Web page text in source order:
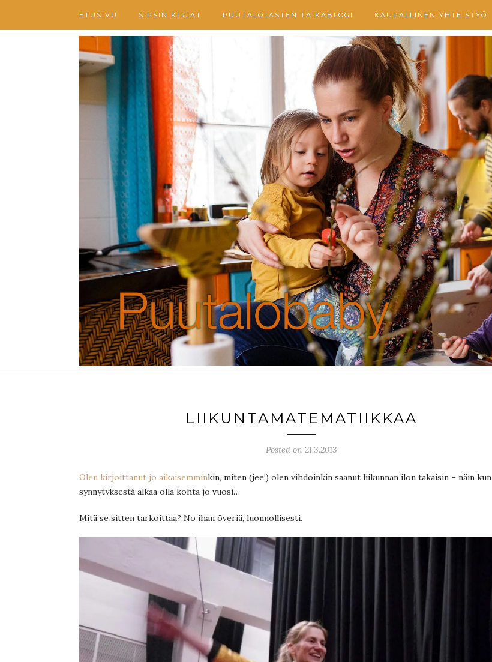
ETUSIVU SIPSIN KIRJAT PUUTALOLASTEN TAIKABLOGI KAUPALLINEN YHTEISTYÖ
LIIKUNTAMATEMATIIKKAA
Posted on 21.3.2013
Olen kirjoittanut jo aikaisemminkin, miten (jee!) olen vihdoinkin saanut liikunnan ilon takaisin – näin kun
synnytyksestä alkaa olla kohta jo vuosi…
Mitä se sitten tarkoittaa? No ihan överiä, luonnollisesti.